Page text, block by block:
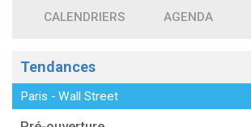
CALENDRIERS AGENDA
Tendances
Paris - Wall Street